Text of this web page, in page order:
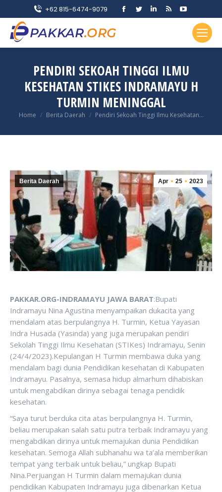
+62 815-6474-9079
Facebook
in
window
Twitter
in
window
Linkedin
in
window
Rss
opens
in
window
YouTube
page
opens
in
window
PENDIRI SEKOAH TINGGI ILMU
KESEHATAN STIKES INDRAMAYU H
TURMIN MENINGGAL
You are here:
Home Berita Daerah Pendiri Sekoah Tinggi Ilmu Kesehatan…
Apr 25 2023
Berita Daerah
PAKKAR.ORG-INDRAMAYU JAWA BARAT:Bupati
Indramayu Nina Agustina menyampaikan dukacita yang
mendalam atas berpulangnya H. Turmin, Ketua Yayasan
Indra Husada (Yasinda) yang juga merupakan pendiri
Sekolah Tinggi Ilmu Kesehatan (STIKes) Indramayu, Senin
(24/4/2023).Kepulangan H Turmin membawa duka yang
mendalam bagi dunia Pendidikan kesehatan di Kabupaten
Indramayu. Pasalnya, semasa hidup almarhum dihabiskan
untuk mengabdikan dirinya sebagai tenaga pendidik
kesehatan.
“Saya turut berduka cita atas berpulangnya H. Turmin,
beliau merupakan salah satu putra terbaik Indramayu yang
mengabdikan dirinya untuk memajukan dunia Pendidikan
kesehatan. Semoga Allah subhanahu wa ta’ala memberikan
tempat yang terbaik untuk beliau,” ungkap Bupati
Nina.Perjuangan H Turmin dalam memajukan dunia
pendidikan Kabupaten Indramayu juga dibenarkan Ketua